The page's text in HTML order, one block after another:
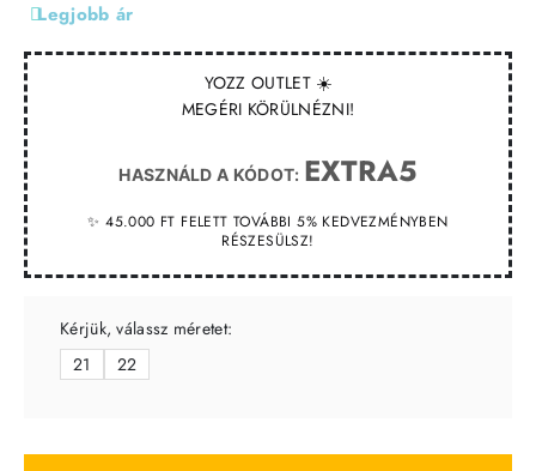
YOZZ OUTLET ☀️
MEGÉRI KÖRÜLNÉZNI!
HASZNÁLD A KÓDOT: EXTRA5
✨ 45.000 FT FELETT TOVÁBBI 5% KEDVEZMÉNYBEN
RÉSZESÜLSZ!
Legjobb ár
Kérjük, válassz méretet:
21
22